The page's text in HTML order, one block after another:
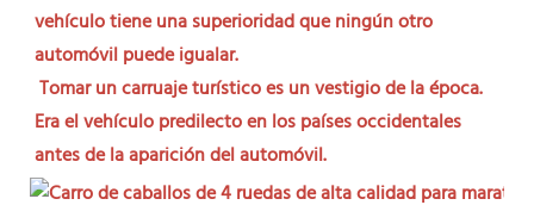
vehículo tiene una superioridad que ningún otro
automóvil puede igualar.
Tomar un carruaje turístico es un vestigio de la época.
Era el vehículo predilecto en los países occidentales
antes de la aparición del automóvil.